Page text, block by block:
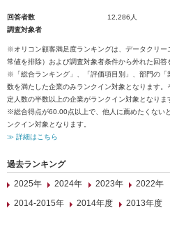
回答者数
12,286人
調査対象者
※オリコン顧客満足度ランキングは、データクリ
常値を排除）および調査対象者条件から外れた回答
※「総合ランキング」、「評価項目別」、部門の「
数を満たした企業のみランクイン対象となります
定人数の半数以上の企業がランクイン対象となりま
※総合得点が60.00点以上で、他人に薦めたくない
ンクイン対象となります。
≫ 詳細はこちら
過去ランキング
2025年
2024年 2023年 2022年
2014-2015年
2014年度 2013年度